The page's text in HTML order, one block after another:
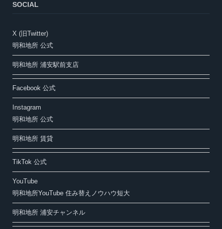
SOCIAL
X (旧Twitter)
明和地所 公式
明和地所 浦安駅前支店
Facebook 公式
Instagram
明和地所 公式
明和地所 賃貸
TikTok 公式
YouTube
明和地所YouTube 住み替えノウハウ短大
明和地所 浦安チャンネル